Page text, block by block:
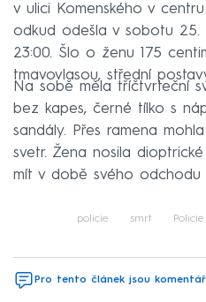
v ulici Komenského v
odkud odešla v sobotu 25.
23:00. Šlo o ženu 175
tmavovlasou, střední
Na sobě měla tříčtvrteční
bez kapes, černé tílko s
sandály. Přes ramena
svetr. Žena nosila
mít v době svého odchodu
policie smrt Policie
Pro tento článek jsou